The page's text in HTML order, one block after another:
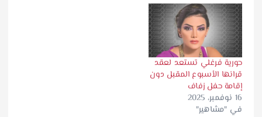
حورية فرغلي تستعد لعقد
قرانها الأسبوع المقبل دون
إقامة حفل زفاف
16 نوفمبر، 2025
في "مشاهير"